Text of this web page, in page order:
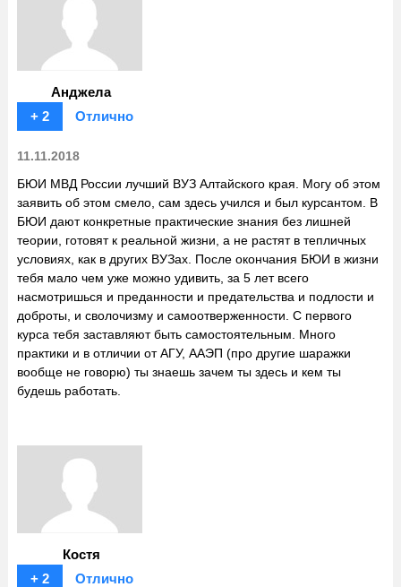
Анджела
+ 2
Отлично
11.11.2018
БЮИ МВД России лучший ВУЗ Алтайского края. Могу об этом
заявить об этом смело, сам здесь учился и был курсантом. В
БЮИ дают конкретные практические знания без лишней
теории, готовят к реальной жизни, а не растят в тепличных
условиях, как в других ВУЗах. После окончания БЮИ в жизни
тебя мало чем уже можно удивить, за 5 лет всего
насмотришься и преданности и предательства и подлости и
доброты, и сволочизму и самоотверженности. С первого
курса тебя заставляют быть самостоятельным. Много
практики и в отличии от АГУ, ААЭП (про другие шаражки
вообще не говорю) ты знаешь зачем ты здесь и кем ты
будешь работать.
Костя
+ 2
Отлично